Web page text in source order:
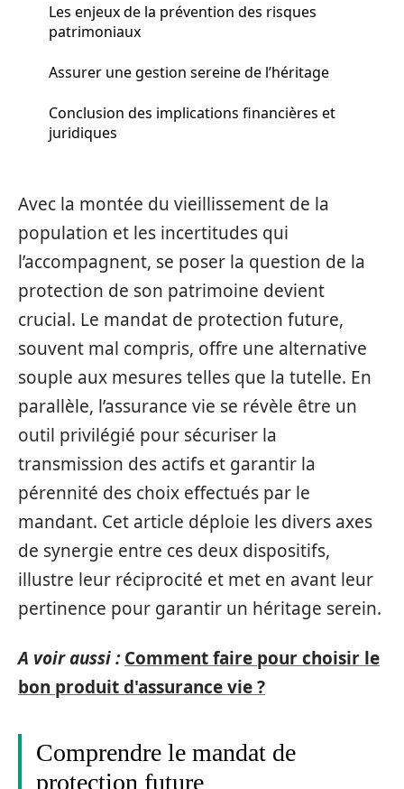
Les enjeux de la prévention des risques
patrimoniaux
Assurer une gestion sereine de l’héritage
Conclusion des implications financières et
juridiques
Avec la montée du vieillissement de la
population et les incertitudes qui
l’accompagnent, se poser la question de la
protection de son patrimoine devient
crucial. Le mandat de protection future,
souvent mal compris, offre une alternative
souple aux mesures telles que la tutelle. En
parallèle, l’assurance vie se révèle être un
outil privilégié pour sécuriser la
transmission des actifs et garantir la
pérennité des choix effectués par le
mandant. Cet article déploie les divers axes
de synergie entre ces deux dispositifs,
illustre leur réciprocité et met en avant leur
pertinence pour garantir un héritage serein.
A voir aussi : Comment faire pour choisir le
bon produit d'assurance vie ?
Comprendre le mandat de
protection future